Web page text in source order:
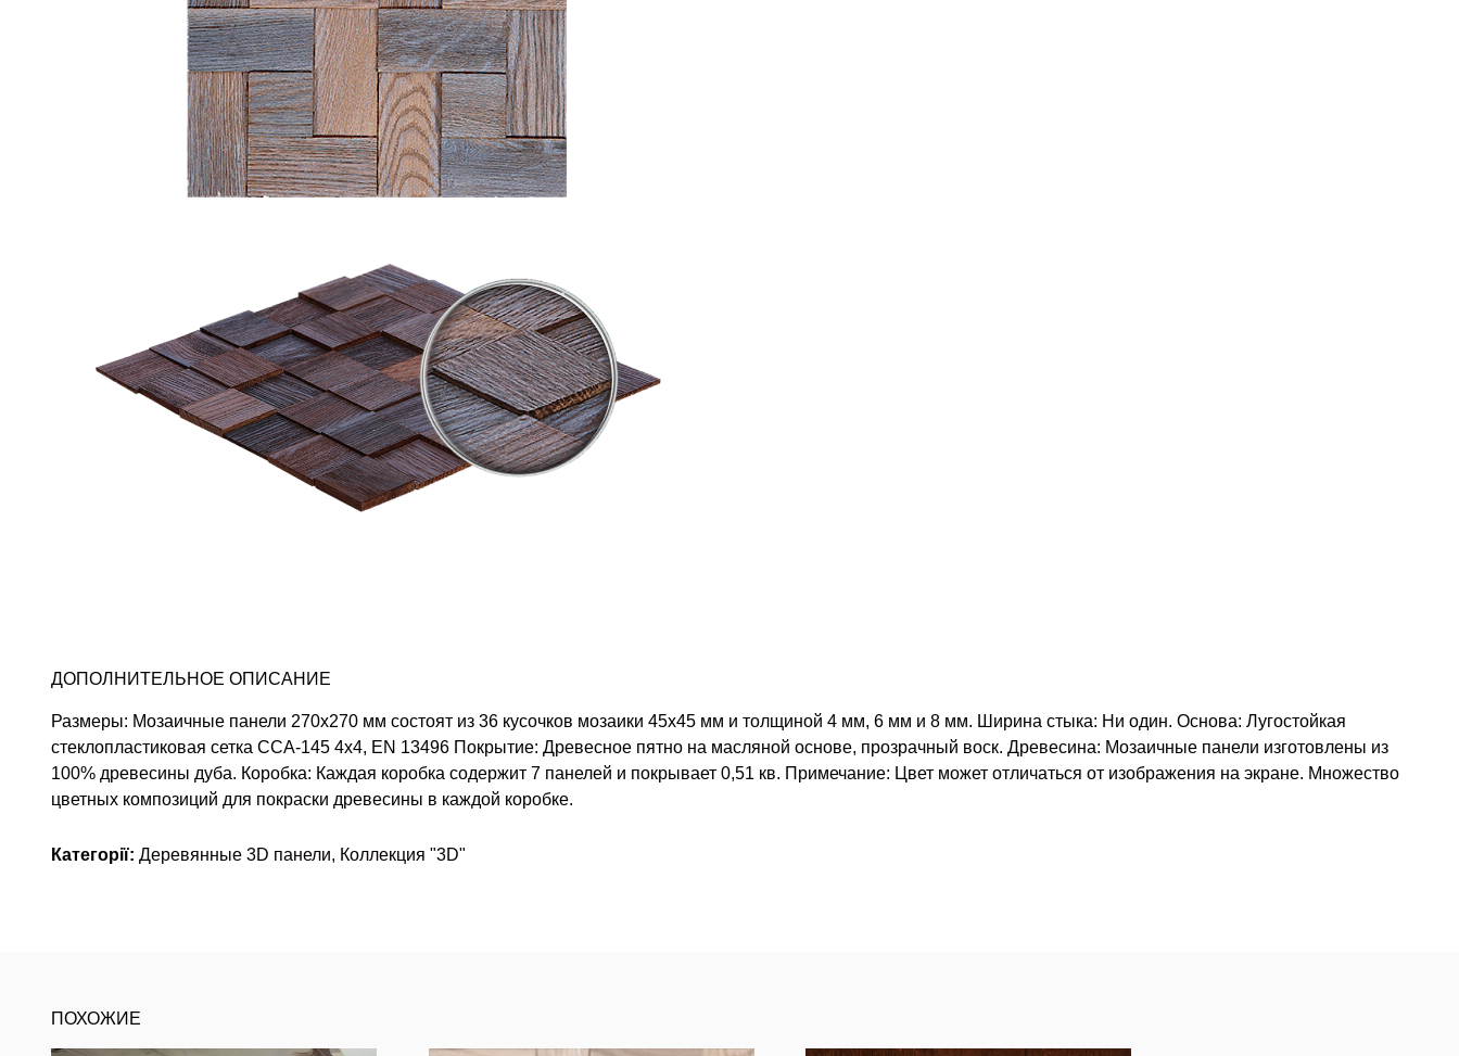
ДОПОЛНИТЕЛЬНОЕ ОПИСАНИЕ
Размеры: Мозаичные панели 270х270 мм состоят из 36 кусочков мозаики 45х45 мм и толщиной 4 мм, 6 мм и 8 мм. Ширина стыка: Ни один. Основа: Лугостойкая
стеклопластиковая сетка ССА-145 4х4, EN 13496 Покрытие: Древесное пятно на масляной основе, прозрачный воск. Древесина: Мозаичные панели изготовлены из
100% древесины дуба. Коробка: Каждая коробка содержит 7 панелей и покрывает 0,51 кв. Примечание: Цвет может отличаться от изображения на экране. Множество
цветных композиций для покраски древесины в каждой коробке.
Категорії: Деревянные 3D панели, Коллекция "3D"
ПОХОЖИЕ